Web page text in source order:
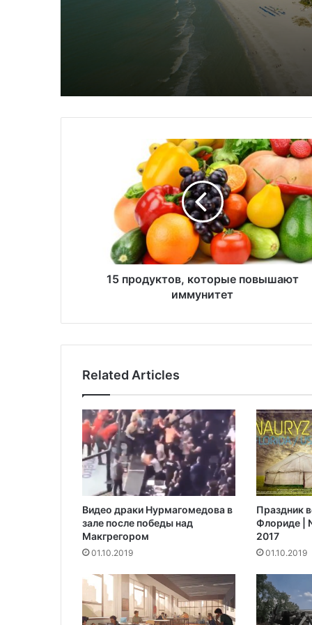
к
р
ы
е
п
о
в
ы
ю
т
и
м
н
и
15 продуктов, которые повышают
иммунитет
Related Articles
Видео драки Нурмагомедова в
зале после победы над
Макгрегором‍
01.10.2019
Праздник
Флориде |
2017
01.10.2019